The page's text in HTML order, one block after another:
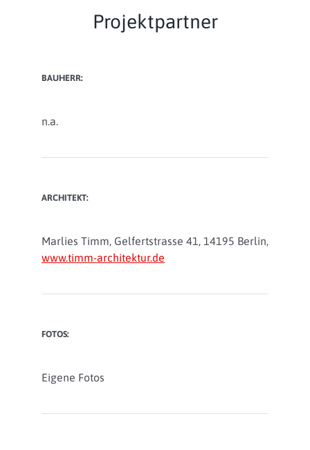
Projektpartner
BAUHERR:
n.a.
ARCHITEKT:
Marlies Timm, Gelfertstrasse 41, 14195 Berlin,
www.timm-architektur.de
FOTOS:
Eigene Fotos